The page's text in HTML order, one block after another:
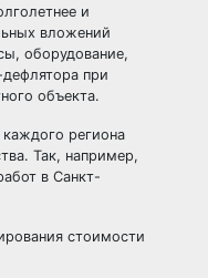
и
вложений
оборудование,
дефлятора при
объекта.
региона
Так, например,
в Санкт-
стоимости